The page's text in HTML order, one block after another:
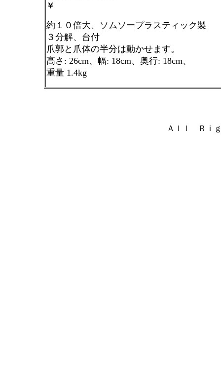
￥
約１０倍大、ソムソープラスティック製
３分解、台付
爪郭と爪体の半分は動かせます。
高さ : 26cm、幅: 18cm、奥行: 18cm、
重量 1.4kg
Ａｌｌ Ｒｉ